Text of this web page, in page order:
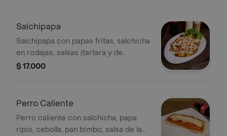
Salchipapa
Salchipapa con papas fritas, salchicha
en rodajas, salsas (tartara y de
tomate) y vegetales frescos.
$ 17.000
Perro Caliente
Perro caliente con salchicha, papa
ripio, cebolla, pan bimbo, salsa de la